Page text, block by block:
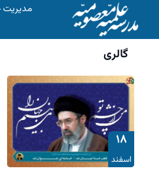
مدیریت
گالری
۱۸
اسفند